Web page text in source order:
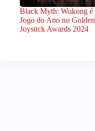
Black Myth: Wukong é
Jogo do Ano no Golden
Joystick Awards 2024